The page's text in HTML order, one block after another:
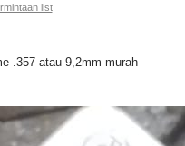
list
.357 atau 9,2mm murah